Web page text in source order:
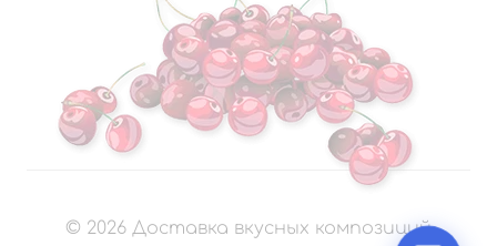
© 2026 Доставка вкусных композиций